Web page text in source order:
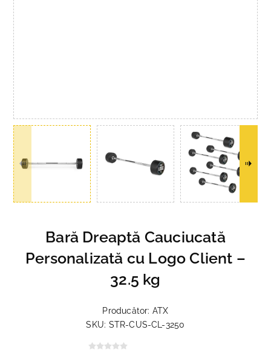
Bară Dreaptă Cauciucată
Personalizată cu Logo Client –
32.5 kg
Producător: ATX
SKU: STR-CUS-CL-3250